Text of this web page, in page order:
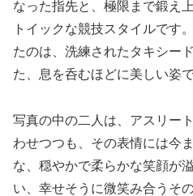
なった指先と、極限まで鍛え
トイックな競技スタイルです
たのは、洗練されたタキシー
た、息を呑むほどに美しい姿で
写真の中の二人は、アスリー
わせつつも、その表情には今
な、穏やかで柔らかな笑顔が
い、幸せそうに微笑み合うそ